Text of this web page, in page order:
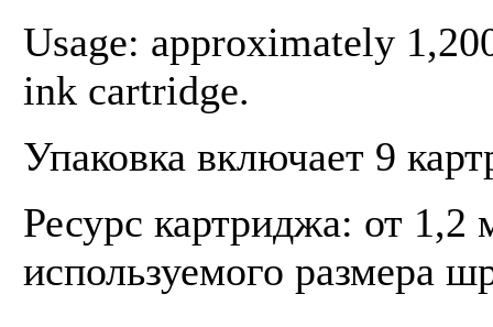
Usage: approximately
ink cartridge.
Упаковка включает 9
Ресурс картриджа: от
используемого размера